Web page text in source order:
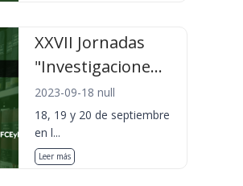
XXVII Jornadas
"Investigacione...
2023-09-18 null
18, 19 y 20 de septiembre
en l...
Leer más